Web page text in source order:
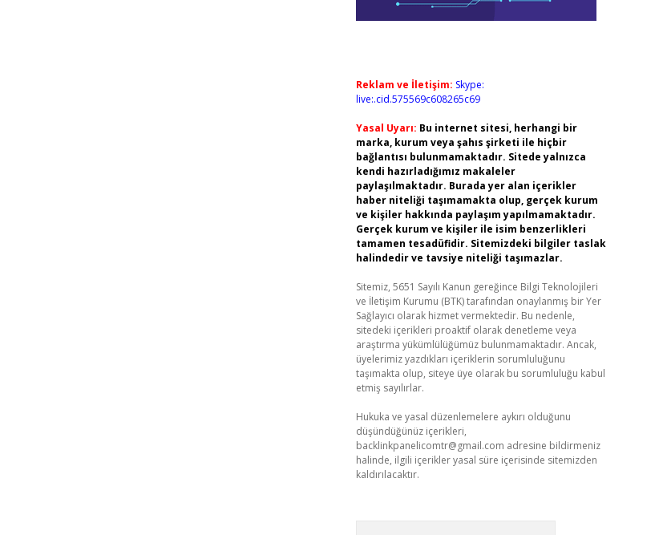
Reklam ve İletişim: Skype:
live:.cid.575569c608265c69
Yasal Uyarı: Bu internet sitesi, herhangi bir
marka, kurum veya şahıs şirketi ile hiçbir
bağlantısı bulunmamaktadır. Sitede yalnızca
kendi hazırladığımız makaleler
paylaşılmaktadır. Burada yer alan içerikler
haber niteliği taşımamakta olup, gerçek kurum
ve kişiler hakkında paylaşım yapılmamaktadır.
Gerçek kurum ve kişiler ile isim benzerlikleri
tamamen tesadüfidir. Sitemizdeki bilgiler taslak
halindedir ve tavsiye niteliği taşımazlar.
Sitemiz, 5651 Sayılı Kanun gereğince Bilgi Teknolojileri
ve İletişim Kurumu (BTK) tarafından onaylanmış bir Yer
Sağlayıcı olarak hizmet vermektedir. Bu nedenle,
sitedeki içerikleri proaktif olarak denetleme veya
araştırma yükümlülüğümüz bulunmamaktadır. Ancak,
üyelerimiz yazdıkları içeriklerin sorumluluğunu
taşımakta olup, siteye üye olarak bu sorumluluğu kabul
etmiş sayılırlar.
Hukuka ve yasal düzenlemelere aykırı olduğunu
düşündüğünüz içerikleri,
backlinkpanelicomtr@gmail.com adresine bildirmeniz
halinde, ilgili içerikler yasal süre içerisinde sitemizden
kaldırılacaktır.